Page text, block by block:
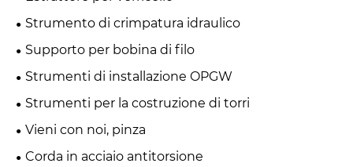
Strumento di crimpatura idraulico
Supporto per bobina di filo
Strumenti di installazione OPGW
Strumenti per la costruzione di torri
Vieni con noi, pinza
Corda in acciaio antitorsione